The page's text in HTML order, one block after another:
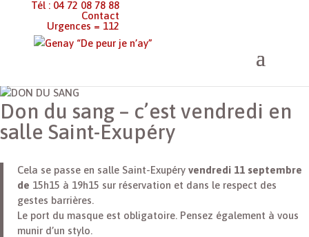
Tél : 04 72 08 78 88
Contact
Urgences = 112
Don du sang – c’est
Don du sang – c’est vendredi en
salle Saint-Exupéry
Cela se passe en salle Saint-Exupéry vendredi 11 septembre
de 15h15 à 19h15 sur réservation et dans le respect des
gestes barrières.
Le port du masque est obligatoire. Pensez également à vous
munir d’un stylo.